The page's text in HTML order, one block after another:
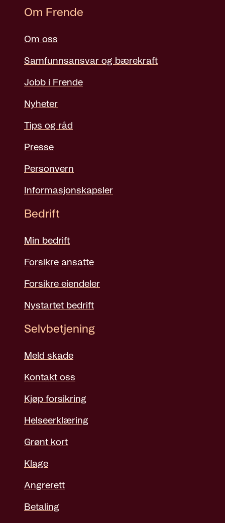
Om Frende
Om oss
Samfunnsansvar og bærekraft
Jobb i Frende
Nyheter
Tips og råd
Presse
Personvern
Informasjonskapsler
Bedrift
Min bedrift
Forsikre ansatte
Forsikre eiendeler
Nystartet bedrift
Selvbetjening
Meld skade
Kontakt oss
Kjøp forsikring
Helseerklæring
Grønt kort
Klage
Angrerett
Betaling